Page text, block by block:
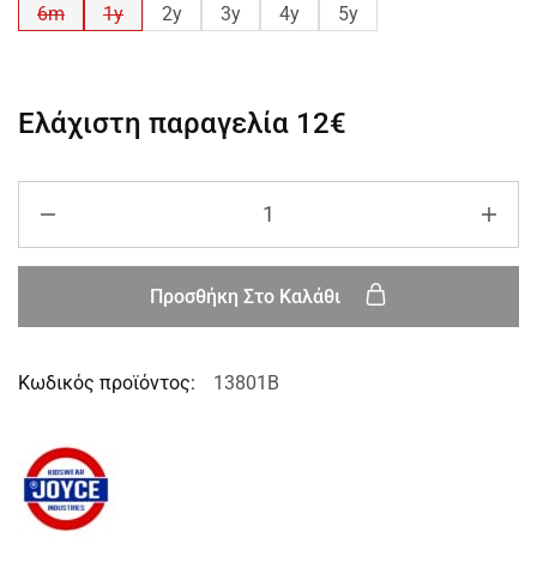
6m 1y 2y 3y 4y 5y
Ελάχιστη παραγελία 12€
Προσθήκη Στο Καλάθι
Κωδικός προϊόντος: 13801B